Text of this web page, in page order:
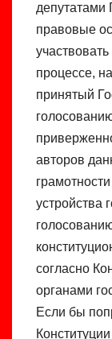
депутатами
правовые
процессе,
принятый
авторов
устройства
согласно
органами
Если бы